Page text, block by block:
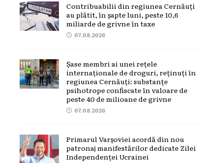
Contribuabilii din regiunea Cernăuți
au plătit, în șapte luni, peste 10,6
miliarde de grivne în taxe
07.08.2026
Șase membri ai unei rețele
internaționale de droguri, reținuți în
regiunea Cernăuți: substanțe
psihotrope confiscate în valoare de
peste 40 de milioane de grivne
07.08.2026
Primarul Varșoviei acordă din nou
patronaj manifestărilor dedicate Zilei
Independenței Ucrainei